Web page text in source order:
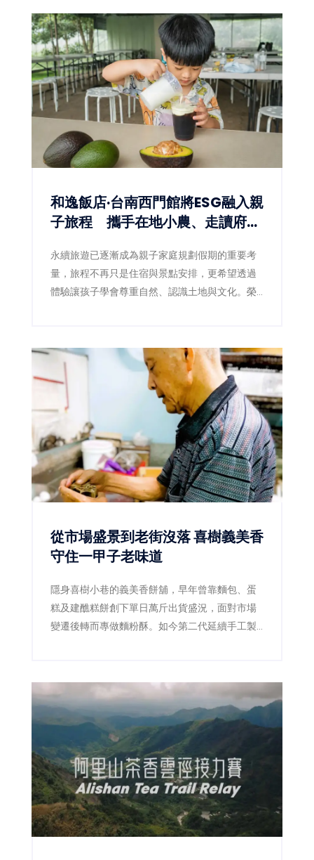
和逸飯店·台南西門館將ESG融入親
子旅程 攜手在地小農、走讀府城
永續旅遊已逐漸成為親子家庭規劃假期的重要考
量，旅程不再只是住宿與景點安排，更希望透過
體驗讓孩子學會尊重自然、認識土地與文化。榮
房瓶裝水、增設飲水設備、不主動提供一次性備
品等環保措施，今年更將永續概念延伸至旅遊內
容，推出結合食農教育的「酪跑農遊趣」住房專
案，以及深度認識府城文化的「府城文化走
讀」，讓親子在旅行中親近自然、探索歷史，也
讓永續不只是口號，而是真正融入每一段家庭旅
程。
從市場盛景到老街沒落 喜樹義美香
守住一甲子老味道
隱身喜樹小巷的義美香餅舖，早年曾靠麵包、蛋
糕及建醮糕餅創下單日萬斤出貨盛況，面對市場
變遷後轉而專做麵粉酥。如今第二代延續手工製